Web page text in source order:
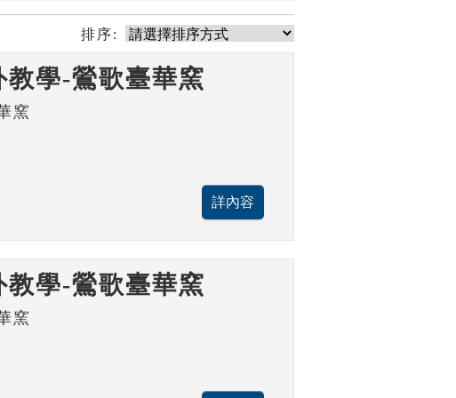
排序:
學-鶯歌臺華窯
窯
學-鶯歌臺華窯
窯